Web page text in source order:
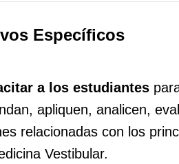
Específicos
a los estudiantes
apliquen, analicen,
relacionadas con los
Vestibular.